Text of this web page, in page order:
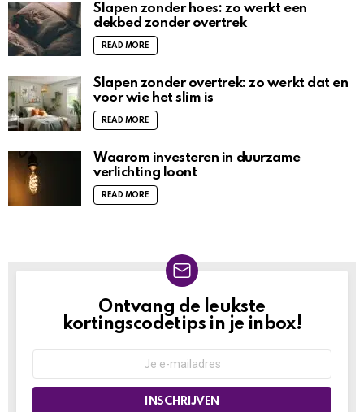
Slapen zonder hoes: zo werkt een
dekbed zonder overtrek
READ MORE
Slapen zonder overtrek: zo werkt dat en
voor wie het slim is
READ MORE
Waarom investeren in duurzame
verlichting loont
READ MORE
NIEUWSBRIEFOntvang de leukste
kortingscodetips in je inbox!